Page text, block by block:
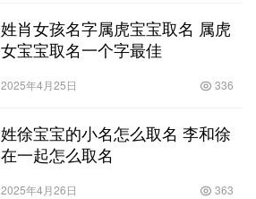
姓肖女孩名字属虎宝宝取名 属虎
女宝宝取名一个字最佳
2025年4月25日 336
姓徐宝宝的小名怎么取名 李和徐
在一起怎么取名
2025年4月26日 363